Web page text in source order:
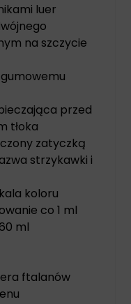
luer
na szczycie
przed
tłoka
zatyczką
strzykawki i
koloru
co 1 ml
ml
ftalanów